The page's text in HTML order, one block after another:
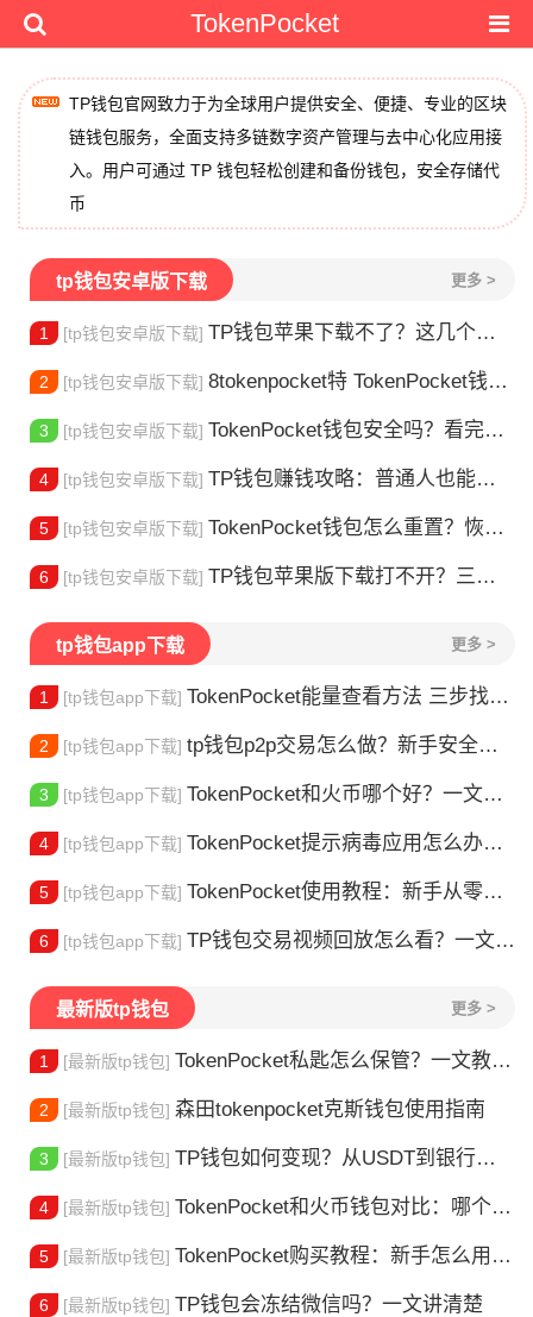
TokenPocket
TP钱包官网致力于为全球用户提供安全、便捷、专业的区块
链钱包服务，全面支持多链数字资产管理与去中心化应用接
入。用户可通过 TP 钱包轻松创建和备份钱包，安全存储代
币
tp钱包安卓版下载 更多 >
1 [tp钱包安卓版下载] TP钱包苹果下载不了？这几个原因你得知道
2 [tp钱包安卓版下载] 8tokenpocket特 TokenPocket钱包特色功能详解，新手老手都该知道
3 [tp钱包安卓版下载] TokenPocket钱包安全吗？看完这篇你就懂了
4 [tp钱包安卓版下载] TP钱包赚钱攻略：普通人也能做的几种方式
5 [tp钱包安卓版下载] TokenPocket钱包怎么重置？恢复出厂设置方法详解
6 [tp钱包安卓版下载] TP钱包苹果版下载打不开？三步解决下载问题
tp钱包app下载 更多 >
1 [tp钱包app下载] TokenPocket能量查看方法 三步找到TRX能量余额
2 [tp钱包app下载] tp钱包p2p交易怎么做？新手安全指南
3 [tp钱包app下载] TokenPocket和火币哪个好？一文帮你理清选择
4 [tp钱包app下载] TokenPocket提示病毒应用怎么办？原因全解析
5 [tp钱包app下载] TokenPocket使用教程：新手从零学会钱包操作
6 [tp钱包app下载] TP钱包交易视频回放怎么看？一文教你轻松找回
最新版tp钱包 更多 >
1 [最新版tp钱包] TokenPocket私匙怎么保管？一文教你守住钱包资产
2 [最新版tp钱包] 森田tokenpocket克斯钱包使用指南
3 [最新版tp钱包] TP钱包如何变现？从USDT到银行卡的完整攻略
4 [最新版tp钱包] TokenPocket和火币钱包对比：哪个更适合你？
5 [最新版tp钱包] TokenPocket购买教程：新手怎么用TP钱包买币
6 [最新版tp钱包] TP钱包会冻结微信吗？一文讲清楚